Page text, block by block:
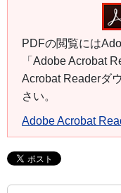
PDFの閲覧には
「Adobe Acrobat
Acrobat Readerダ
さい。
Adobe Acrobat